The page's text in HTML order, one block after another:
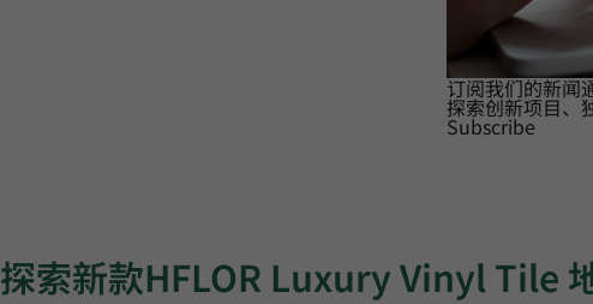
订阅我们的新闻
探索创新项目、
Subscribe
探索新款HFLOR Luxury Vinyl Tile